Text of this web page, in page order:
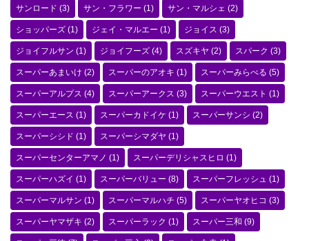
サンロード (3) サン・フラワー (1) サン・マルシェ (2)
ショッパーズ (1) ジェイ・マルエー (1) ジョイス (3)
ジョイフルサン (1) ジョイフーズ (4) スズキヤ (2) スパーク (3)
スーパーあまいけ (2) スーパーのアオキ (1) スーパーみらべる (5)
スーパーアルプス (4) スーパーアークス (3) スーパーウエスト (1)
スーパーエース (1) スーパーカドイケ (1) スーパーサンシ (2)
スーパーシシド (1) スーパーシマダヤ (1)
スーパーセンターアマノ (1) スーパーデリシャスヒロ (1)
スーパーハズイ (1) スーパーバリュー (8) スーパーフレッシュ (1)
スーパーマルサン (1) スーパーマルハチ (5) スーパーヤオヒコ (3)
スーパーヤマザキ (2) スーパーラック (1) スーパー三和 (9)